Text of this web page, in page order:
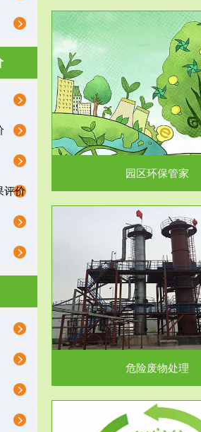
评价
园区环保管家
服务范围
企业级环保管
排污许可证作为企业环保执法
据，其必要性及合
固体废物
危险废物处理
服务范围
市政固废处
蔚蓝生态环境科技所从事的市
括市政废物的处